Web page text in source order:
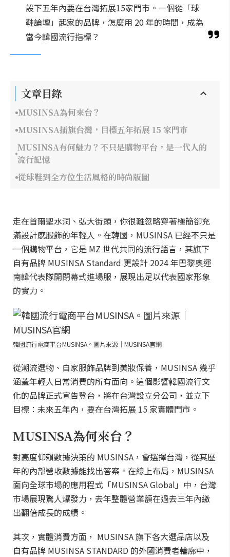
設下五年內要在台灣拓展15家門市。一個從「球
鞋論壇」起家的品牌，怎麼用 20 年的時間，成為
當今韓國流行指標？
文章目錄
MUSINSA為何來台？
MUSINSA插旗台灣，目標五年拓展 15 家門市
MUSINSA有何魅力？不只是購物平台，是一代人的
流行記憶
從球鞋到全方位生活風格的時尚版圖
走在首爾聖水洞、弘大街頭，你很難忽略穿著極簡卻充
滿設計感服飾的年輕人。在韓國，MUSINSA 已經不只是
一個購物平台，它是 MZ 世代共同的流行語言，其旗下
自有品牌 MUSINSA Standard 更設計 2024 年巴黎奧運
南韓代表隊開閉幕式進場服，展現出足以代表國家形象
的實力。
韓國流行電商平台MUSINSA。圖片來源｜MUSINSA官網
從潮流選物、自家服飾品牌到美妝保養，MUSINSA 幾乎
涵蓋年輕人日常消費的所有面向。這個影響韓國流行文
化的品牌正式宣告登台，將在台灣設立分公司，並立下
目標：未來五年內，要在台灣拓展 15 家實體門市。
MUSINSA為何來台？
對高度仰賴數據決策的 MUSINSA，會選擇台灣，從其歷
年的內部營收數據能找出答案。在線上布局，MUSINSA
面向全球市場的應用程式「MUSINSA Global」中，台灣
市場展現驚人爆發力，去年整體營業額在過去三年內繳
出翻倍成長的成績。
其次，實體消費方面， MUSINSA 旗下各大選品店以及
自有品牌 MUSINSA STANDARD 的外國消費者輪廓中，